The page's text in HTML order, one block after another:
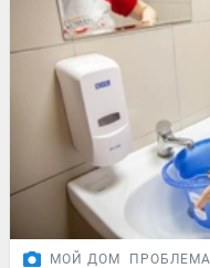
МОЙ ДОМ ПРОБЛЕМА